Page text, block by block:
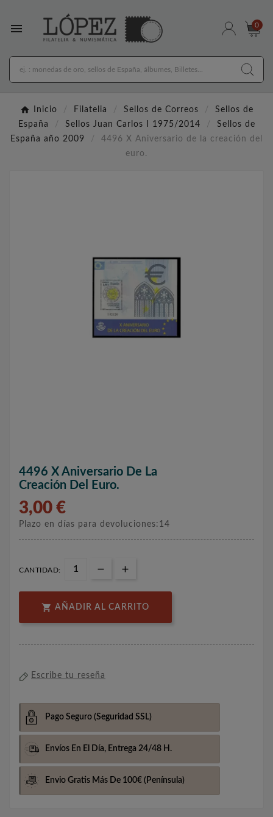
 0
Inicio Filatelia Sellos de Correos
Sellos de
España
Sellos Juan Carlos I 1975/2014
Sellos de
España año 2009
4496 X Aniversario de la creación del
euro.
4496 X Aniversario De La
Creación Del Euro.
3,00 €
Plazo en días para devoluciones:14
CANTIDAD:
 AÑADIR AL CARRITO
Escribe tu reseña
Pago Seguro (Seguridad SSL)
Envíos En El Día, Entrega 24/48 H.
Envio Gratis Más De 100€ (Península)